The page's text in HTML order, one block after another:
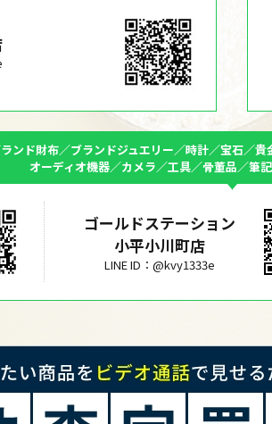
ンド財布／ブランドジュエリー／時計／宝石／
オーディオ機器／カメラ／工具／骨董品／筆
ゴールドステーション
小平小川町店
LINE ID：@kvy1333e